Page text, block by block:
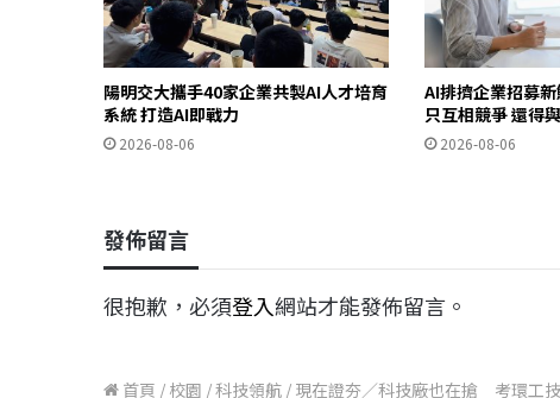
陽明交大攜手40家企業共製AI人才培育
系統 打造AI即戰力
2026-08-06
AI排擠企業招募
只互相競爭 還得
2026-08-06
發佈留言
很抱歉，必須登入網站才能發佈留言。